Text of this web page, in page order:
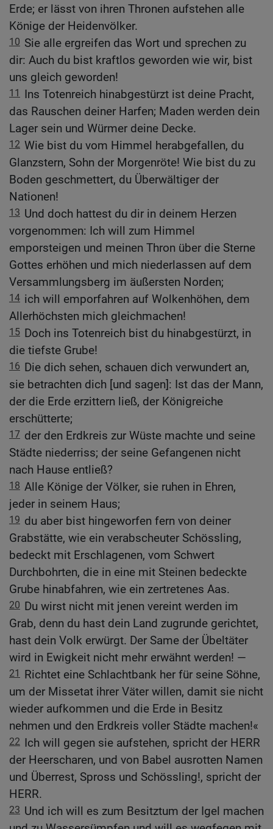
Erde; er lässt von ihren Thronen aufstehen alle
Könige der Heidenvölker.
10 Sie alle ergreifen das Wort und sprechen zu
dir: Auch du bist kraftlos geworden wie wir, bist
uns gleich geworden!
11
Ins Totenreich hinabgestürzt ist deine Pracht,
das Rauschen deiner Harfen; Maden werden dein
Lager sein und Würmer deine Decke.
12 Wie bist du vom Himmel herabgefallen, du
Glanzstern, Sohn der Morgenröte! Wie bist du zu
Boden geschmettert, du Überwältiger der
Nationen!
13 Und doch hattest du dir in deinem Herzen
vorgenommen: Ich will zum Himmel
emporsteigen und meinen Thron über die Sterne
Gottes erhöhen und mich niederlassen auf dem
Versammlungsberg im äußersten Norden;
14 ich will emporfahren auf Wolkenhöhen, dem
Allerhöchsten mich gleichmachen!
15 Doch ins Totenreich bist du hinabgestürzt, in
die tiefste Grube!
16 Die dich sehen, schauen dich verwundert an,
sie betrachten dich [und sagen]: Ist das der Mann,
der die Erde erzittern ließ, der Königreiche
erschütterte;
17 der den Erdkreis zur Wüste machte und seine
Städte niederriss; der seine Gefangenen nicht
nach Hause entließ?
18 Alle Könige der Völker, sie ruhen in Ehren,
jeder in seinem Haus;
19 du aber bist hingeworfen fern von deiner
Grabstätte, wie ein verabscheuter Schössling,
bedeckt mit Erschlagenen, vom Schwert
Durchbohrten, die in eine mit Steinen bedeckte
Grube hinabfahren, wie ein zertretenes Aas.
20 Du wirst nicht mit jenen vereint werden im
Grab, denn du hast dein Land zugrunde gerichtet,
hast dein Volk erwürgt. Der Same der Übeltäter
wird in Ewigkeit nicht mehr erwähnt werden! —
21
Richtet eine Schlachtbank her für seine Söhne,
um der Missetat ihrer Väter willen, damit sie nicht
wieder aufkommen und die Erde in Besitz
nehmen und den Erdkreis voller Städte machen!«
22 Ich will gegen sie aufstehen, spricht der HERR
der Heerscharen, und von Babel ausrotten Namen
und Überrest, Spross und Schössling!, spricht der
HERR.
23 Und ich will es zum Besitztum der Igel machen